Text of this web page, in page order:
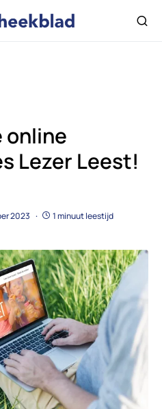
online
Lezer Leest!
2023 1 minuut leestijd